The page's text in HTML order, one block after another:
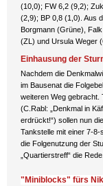
(10,0); FW 6,2 (9,2);
(2,9); BP 0,8 (1,0). Aus
Borgmann (Grüne),
(ZL) und Ursula Weger
Einhausung der
Nachdem die
im Bausenat die
weiteren Weg
(C.Rabl: „Denkmal in
erdrückt!“) sollen nun
Tankstelle mit einer 7-
die Folgenutzung der
„Quartierstreff“ die Rede.
"Miniblocks" fürs